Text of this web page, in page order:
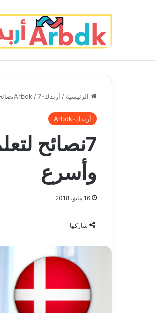
الرئيسية / أربدك-Arbdk /7نصائح لتعلم اللغة الدنماركية بشكل أفضل وأسرع
أربدك-Arbdk
7نصائح
وأسرع
16 مايو، 2018
شاركها